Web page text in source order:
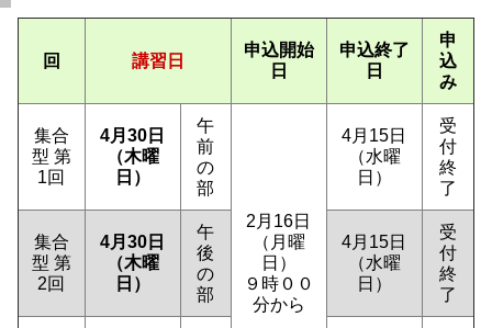
回 講習日
申込開始
日
申込終了
日
申
込
み
集合
型 第
1回
4月30日
（木曜
日）
午
前
の
部
2月16日
（月曜
日）
９時００
分から
4月15日
（水曜
日）
受
付
終
了
集合
型 第
2回
4月30日
（木曜
日）
午
後
の
部
4月15日
（水曜
日）
受
付
終
了